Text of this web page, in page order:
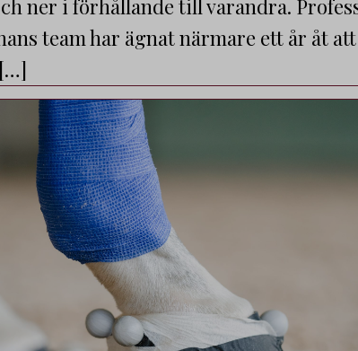
ner i förhållande till varandra.
team har ägnat närmare ett år åt